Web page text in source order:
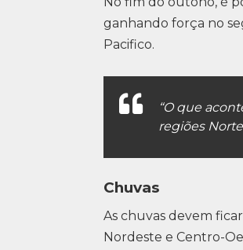
ganhando força no
Pacifico.
“O que
regiões
Chuvas
As chuvas devem
Nordeste e Centro-